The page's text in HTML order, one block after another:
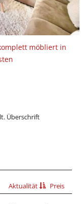
möbliert in
Überschrift
Aktualität
Preis